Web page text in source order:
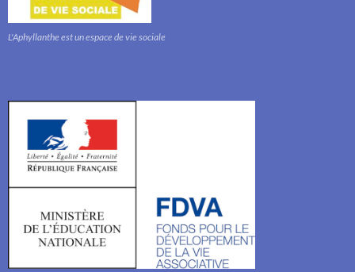
L'Aphyllanthe est un espace de vie sociale